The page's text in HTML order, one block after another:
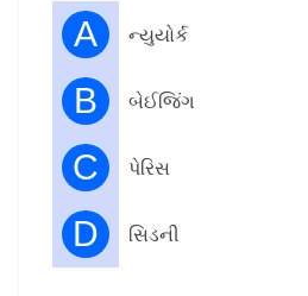
A ન્યુયોર્ક
B બેઈજિંગ
C પેરિસ
D સિડની